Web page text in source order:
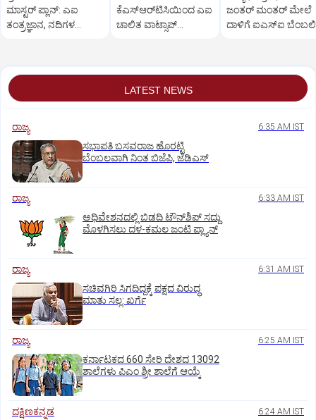
ಮಾಸ್ಟರ್ ಪ್ಲಾನ್: ಎಐ
ತಂತ್ರಜ್ಞಾನ, ನದಿಗಳ
ಕೆಎಸ್‌ಆರ್‌ಟಿಸಿಯಿಂದ ಎಐ
ಚಾಲಿತ ವಾಟ್ಸಾಪ್
ಜಂತರ್ ಮಂತರ್ ಮೇಲೆ
ದಾಳಿಗೆ ಐಎಸ್‌ಐ
LATEST NEWS
ರಾಜ್ಯ 6:35 AM IST
ಸಭಾಪತಿ ಬಸವರಾಜ ಹೊರಟ್ಟಿ
ಬೆಂಬಲವಾಗಿ ನಿಂತ ಬಿಜೆಪಿ, ಜೆಡಿಎಸ್
ರಾಜ್ಯ 6:33 AM IST
ಅಧಿವೇಶನದಲ್ಲಿ ಬಿಡದಿ ಟೌನ್‌ಶಿಪ್‌ ಸದ್ದು
ಮೊಳಗಿಸಲು ದಳ-ಕಮಲ ಜಂಟಿ ಪ್ಲ್ಯಾನ್‌
ರಾಜ್ಯ 6:31 AM IST
ಸಚಿವಗಿರಿ ಸಿಗದಿದ್ದಕ್ಕೆ ಪಕ್ಷದ ವಿರುದ್ಧ
ಮಾತು ಸಲ್ಲ: ಖರ್ಗೆ
ರಾಜ್ಯ 6:25 AM IST
ಕರ್ನಾಟಕದ 660 ಸೇರಿ ದೇಶದ 13092
ಶಾಲೆಗಳು ಪಿಎಂ ಶ್ರೀ ಶಾಲೆಗೆ ಆಯ್ಕೆ
ದಕ್ಷಿಣಕನ್ನಡ 6:24 AM IST